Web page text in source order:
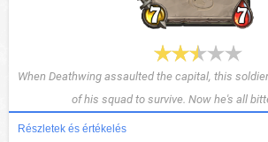
When Deathwing assaulted the capital, this
of his squad to survive. Now he's all
Részletek és értékelés